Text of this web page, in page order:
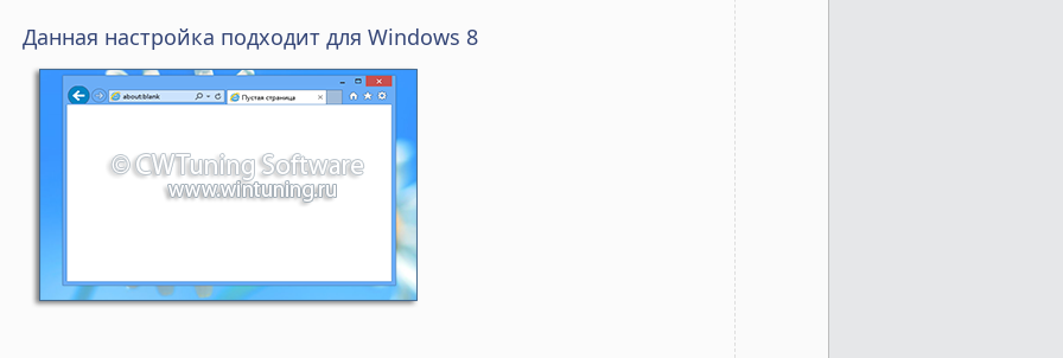
Данная настройка подходит для Windows 8